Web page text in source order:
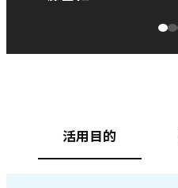
源泉に
活用目的